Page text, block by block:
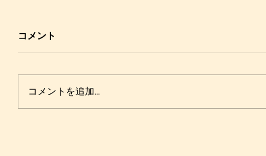
コメント
コメントを追加…